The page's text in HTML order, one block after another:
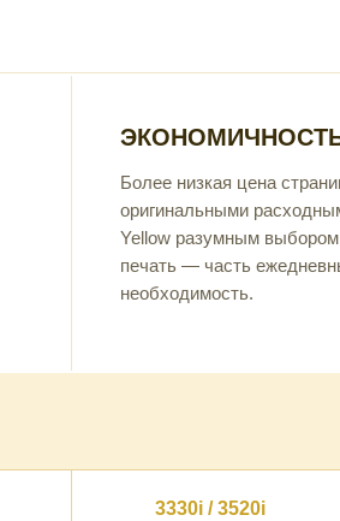
Более низкая цена
оригинальными
Yellow разумным выбором
печать — часть
необходимость.
3330i / 3520i